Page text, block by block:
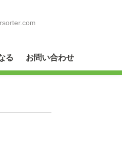
る お問い合わせ